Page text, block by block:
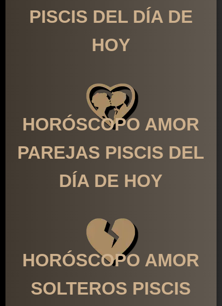
PISCIS DEL DÍA DE
HOY
HORÓSCOPO AMOR
PAREJAS PISCIS DEL
DÍA DE HOY
HORÓSCOPO AMOR
SOLTEROS PISCIS